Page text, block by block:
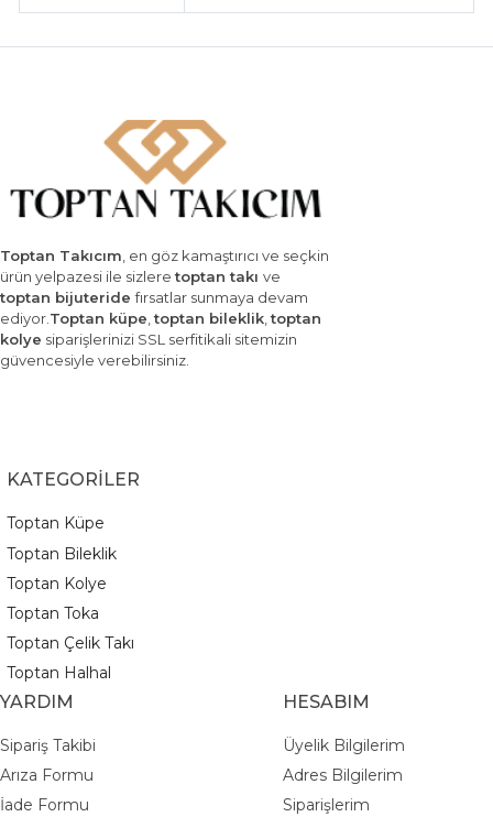
Toptan Takıcım, en göz kamaştırıcı ve seçkin
ürün yelpazesi ile sizleretoptan takı ve
toptan bijuteridefırsatlar sunmaya devam
ediyor.Toptan küpe,toptan bileklik,toptan
kolye siparişlerinizi SSL serfitikali sitemizin
güvencesiyle verebilirsiniz.
KATEGORİLER
Toptan Küpe
Toptan Bileklik
Toptan Kolye
Toptan Toka
Toptan Çelik Takı
Toptan Halhal
YARDIM
Sipariş Takibi
Arıza Formu
İade Formu
HESABIM
Üyelik Bilgilerim
Adres Bilgilerim
Siparişlerim